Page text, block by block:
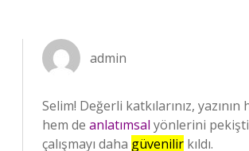
admin
Selim! Değerli katkılarınız, yazının
hem de anlatımsal yönlerini
çalışmayı daha güvenilir kıldı.